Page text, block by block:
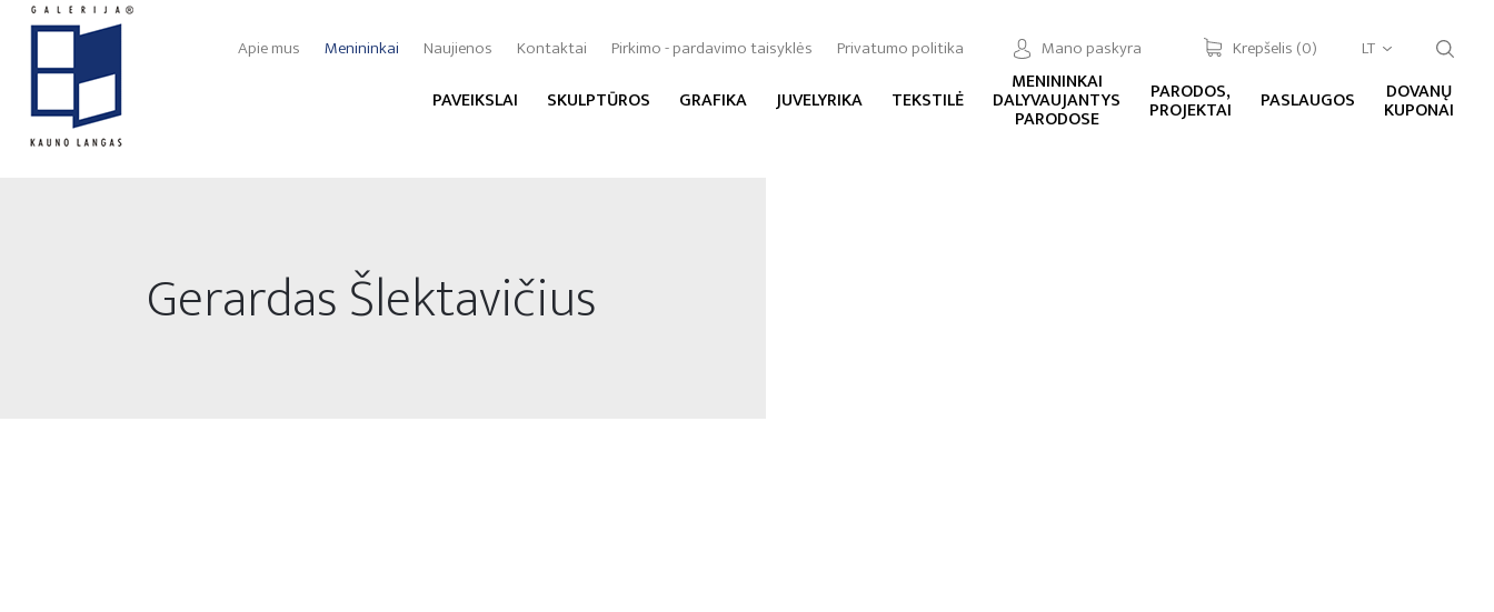
Apie mus Menininkai Naujienos Kontaktai Pirkimo - pardavimo taisyklės Privatumo politika Mano paskyra Krepšelis (0) LT
PAVEIKSLAI SKULPTŪROS GRAFIKA JUVELYRIKA TEKSTILĖ
MENININKAI
DALYVAUJANTYS
PARODOSE
PARODOS,
PROJEKTAI PASLAUGOS DOVANŲ
KUPONAI
Gerardas Šlektavičius